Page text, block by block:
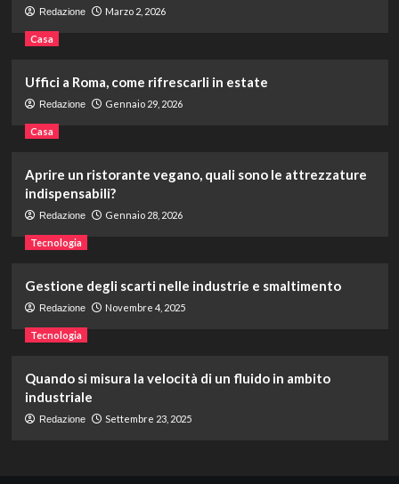
Redazione Marzo 2, 2026
Casa
Uffici a Roma, come rifrescarli in estate
Redazione Gennaio 29, 2026
Casa
Aprire un ristorante vegano, quali sono le attrezzature
indispensabili?
Redazione Gennaio 28, 2026
Tecnologia
Gestione degli scarti nelle industrie e smaltimento
Redazione Novembre 4, 2025
Tecnologia
Quando si misura la velocità di un fluido in ambito
industriale
Redazione Settembre 23, 2025